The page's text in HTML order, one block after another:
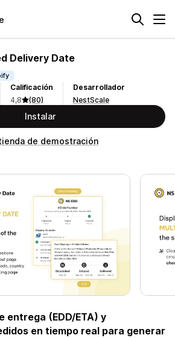
Delivery Date
Calificación
4,8
(80)
Desarrollador
NestScale
Instalar
de demostración
entrega (EDD/ETA) y
en tiempo real para generar